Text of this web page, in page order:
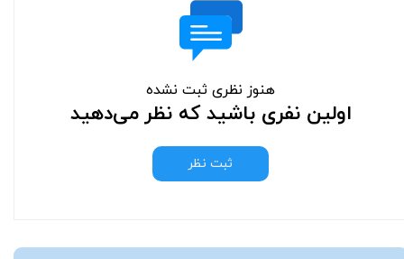
هنوز نظری ثبت نشده
اولین نفری باشید که نظر می‌دهید
ثبت نظر